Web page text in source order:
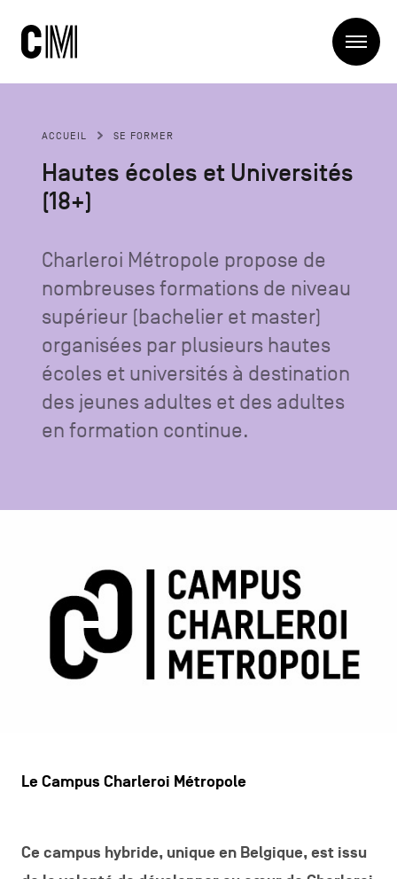
Charleroi
Métropole
principale
La Métropole
Structures
Manger local
Se déplacer
Se former
Projets
Blog
Contact
Navigation
secondaire
CONTACTEZ-NOUS
FacebookInstagramYoutubeLinkedIn
FR NL
ACCUEIL SE FORMER
Hautes écoles et Universités
(18+)
Charleroi Métropole propose de
nombreuses formations de niveau
supérieur (bachelier et master)
organisées par plusieurs hautes
écoles et universités à destination
des jeunes adultes et des adultes
en formation continue.
Le Campus Charleroi Métropole
Ce campus hybride, unique en Belgique, est issu